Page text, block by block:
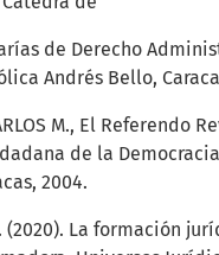
de Derecho
Andrés Bello,
M., El Referendo
de la
2004.
(2020). La formación